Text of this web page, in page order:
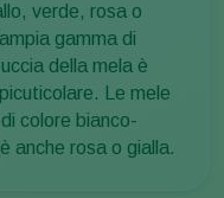
verde, rosa o
gamma di
della mela è
Le mele
colore bianco-
anche rosa o gialla.